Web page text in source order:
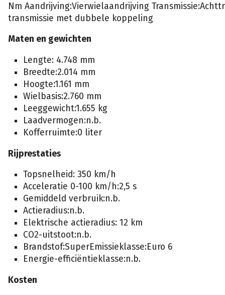
Nm Aandrijving:Vierwielaandrijving
transmissie met dubbele koppeling
Maten en gewichten
Lengte: 4.748 mm
Breedte:2.014 mm
Hoogte:1.161 mm
Wielbasis:2.760 mm
Leeggewicht:1.655 kg
Laadvermogen:n.b.
Kofferruimte:0 liter
Rijprestaties
Topsnelheid: 350 km/h
Acceleratie 0-100 km/h:2,5 s
Gemiddeld verbruik:n.b.
Actieradius:n.b.
Elektrische actieradius: 12 km
CO2-uitstoot:n.b.
Brandstof:SuperEmissieklasse:Euro 6
Energie-efficiëntieklasse:n.b.
Kosten